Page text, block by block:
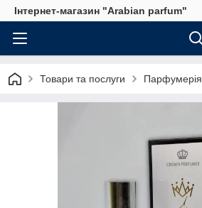
Інтернет-магазин "Arabian parfum"
Товари та послуги Парфумерія